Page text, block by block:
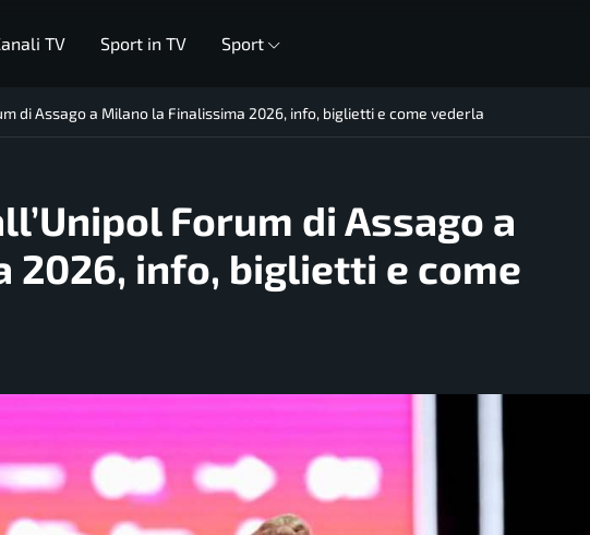
TV Sport in TV Sport
di Assago a Milano la Finalissima 2026, info, biglietti e come vederla
Forum di Assago a
2026, info, biglietti e come